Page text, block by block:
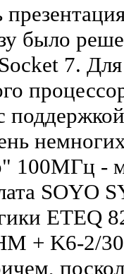
было
7.
100МГц -
SOYO
ETEQ
+ K6-2/